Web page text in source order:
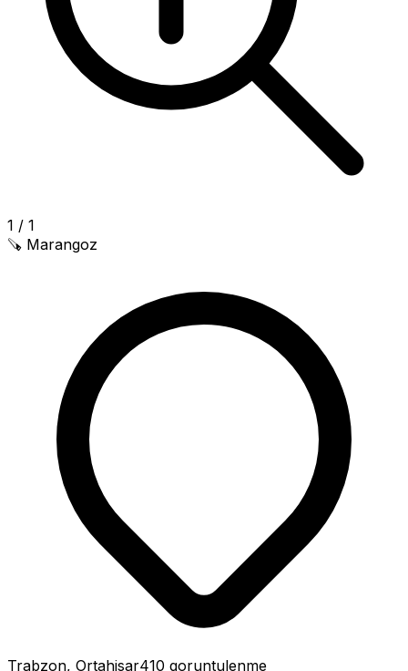
1 / 1
🪚 Marangoz
Trabzon, Ortahisar410 goruntulenme